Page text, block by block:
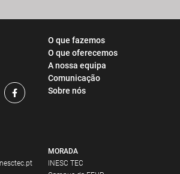
MORADA
INESC TEC
O que fazemos
O que oferecemos
A nossa equipa
Comunicação
Sobre nós